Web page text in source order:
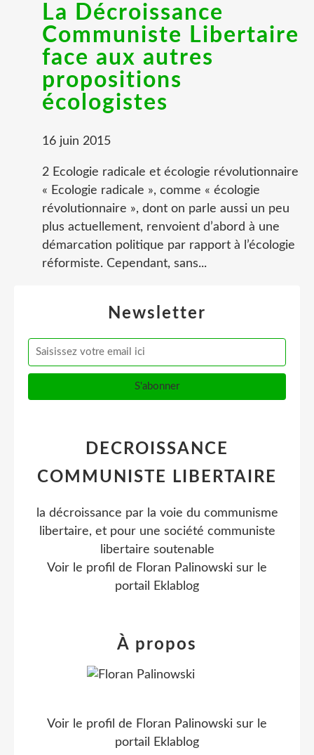
La Décroissance
Communiste Libertaire
face aux autres
propositions
écologistes
16 juin 2015
2 Ecologie radicale et écologie révolutionnaire
« Ecologie radicale », comme « écologie
révolutionnaire », dont on parle aussi un peu
plus actuellement, renvoient d’abord à une
démarcation politique par rapport à l’écologie
réformiste. Cependant, sans...
Newsletter
DECROISSANCE
COMMUNISTE LIBERTAIRE
la décroissance par la voie du communisme
libertaire, et pour une société communiste
libertaire soutenable
Voir le profil de Floran Palinowski sur le
portail Eklablog
À propos
Voir le profil de Floran Palinowski sur le
portail Eklablog